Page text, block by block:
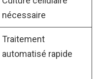
nécessaire
Traitement
automatisé rapide